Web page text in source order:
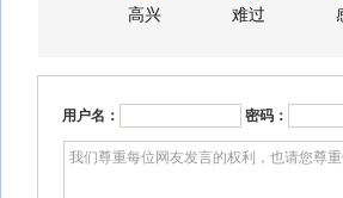
高兴 难过
用户名： 密码：